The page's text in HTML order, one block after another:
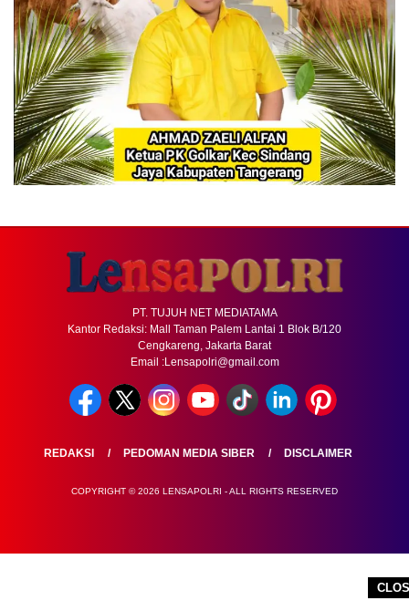
PT. TUJUH NET MEDIATAMA
Kantor Redaksi: Mall Taman Palem Lantai 1 Blok B/120
Cengkareng, Jakarta Barat
Email :Lensapolri@gmail.com
REDAKSI PEDOMAN MEDIA SIBER DISCLAIMER
COPYRIGHT © 2026 LENSAPOLRI - ALL RIGHTS RESERVED